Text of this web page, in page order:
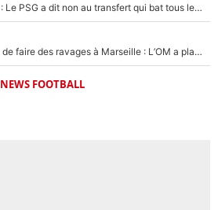
140M€ pour Yan Diomandé : Le PSG a dit non au transfert qui bat tous les records sur le mercato
La crise financière continue de faire des ravages à Marseille : L’OM a placé 12 joueurs sur le marché des transferts… et ça pourrait lui rapporter près de 100M€ !
NEWS FOOTBALL